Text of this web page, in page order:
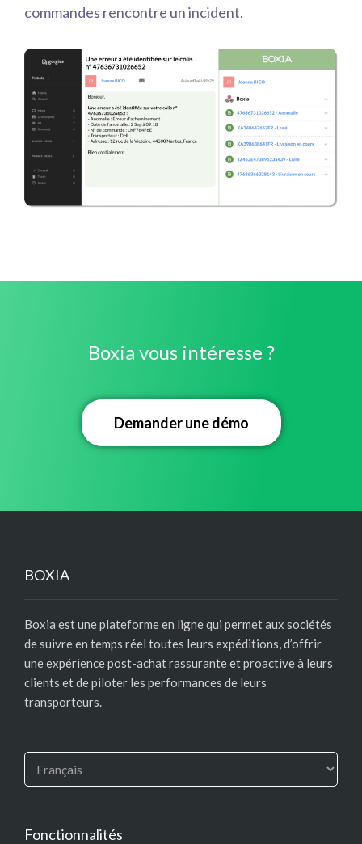
commandes rencontre un incident.
Boxia vous intéresse ?
Demander une démo
BOXIA
Boxia est une plateforme en ligne qui permet aux sociétés
de suivre en temps réel toutes leurs expéditions, d’offrir
une expérience post-achat rassurante et proactive à leurs
clients et de piloter les performances de leurs
transporteurs.
Fonctionnalités